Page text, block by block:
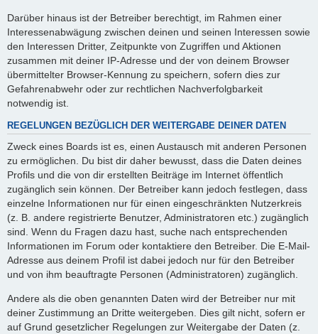
Darüber hinaus ist der Betreiber berechtigt, im Rahmen einer
Interessenabwägung zwischen deinen und seinen Interessen sowie
den Interessen Dritter, Zeitpunkte von Zugriffen und Aktionen
zusammen mit deiner IP-Adresse und der von deinem Browser
übermittelter Browser-Kennung zu speichern, sofern dies zur
Gefahrenabwehr oder zur rechtlichen Nachverfolgbarkeit
notwendig ist.
REGELUNGEN BEZÜGLICH DER WEITERGABE DEINER DATEN
Zweck eines Boards ist es, einen Austausch mit anderen Personen
zu ermöglichen. Du bist dir daher bewusst, dass die Daten deines
Profils und die von dir erstellten Beiträge im Internet öffentlich
zugänglich sein können. Der Betreiber kann jedoch festlegen, dass
einzelne Informationen nur für einen eingeschränkten Nutzerkreis
(z. B. andere registrierte Benutzer, Administratoren etc.) zugänglich
sind. Wenn du Fragen dazu hast, suche nach entsprechenden
Informationen im Forum oder kontaktiere den Betreiber. Die E-Mail-
Adresse aus deinem Profil ist dabei jedoch nur für den Betreiber
und von ihm beauftragte Personen (Administratoren) zugänglich.
Andere als die oben genannten Daten wird der Betreiber nur mit
deiner Zustimmung an Dritte weitergeben. Dies gilt nicht, sofern er
auf Grund gesetzlicher Regelungen zur Weitergabe der Daten (z.